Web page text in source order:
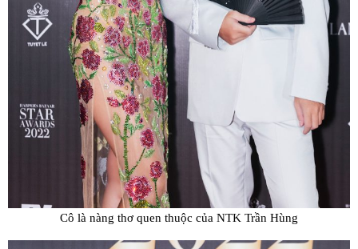
Cô là nàng thơ quen thuộc của NTK Trần Hùng